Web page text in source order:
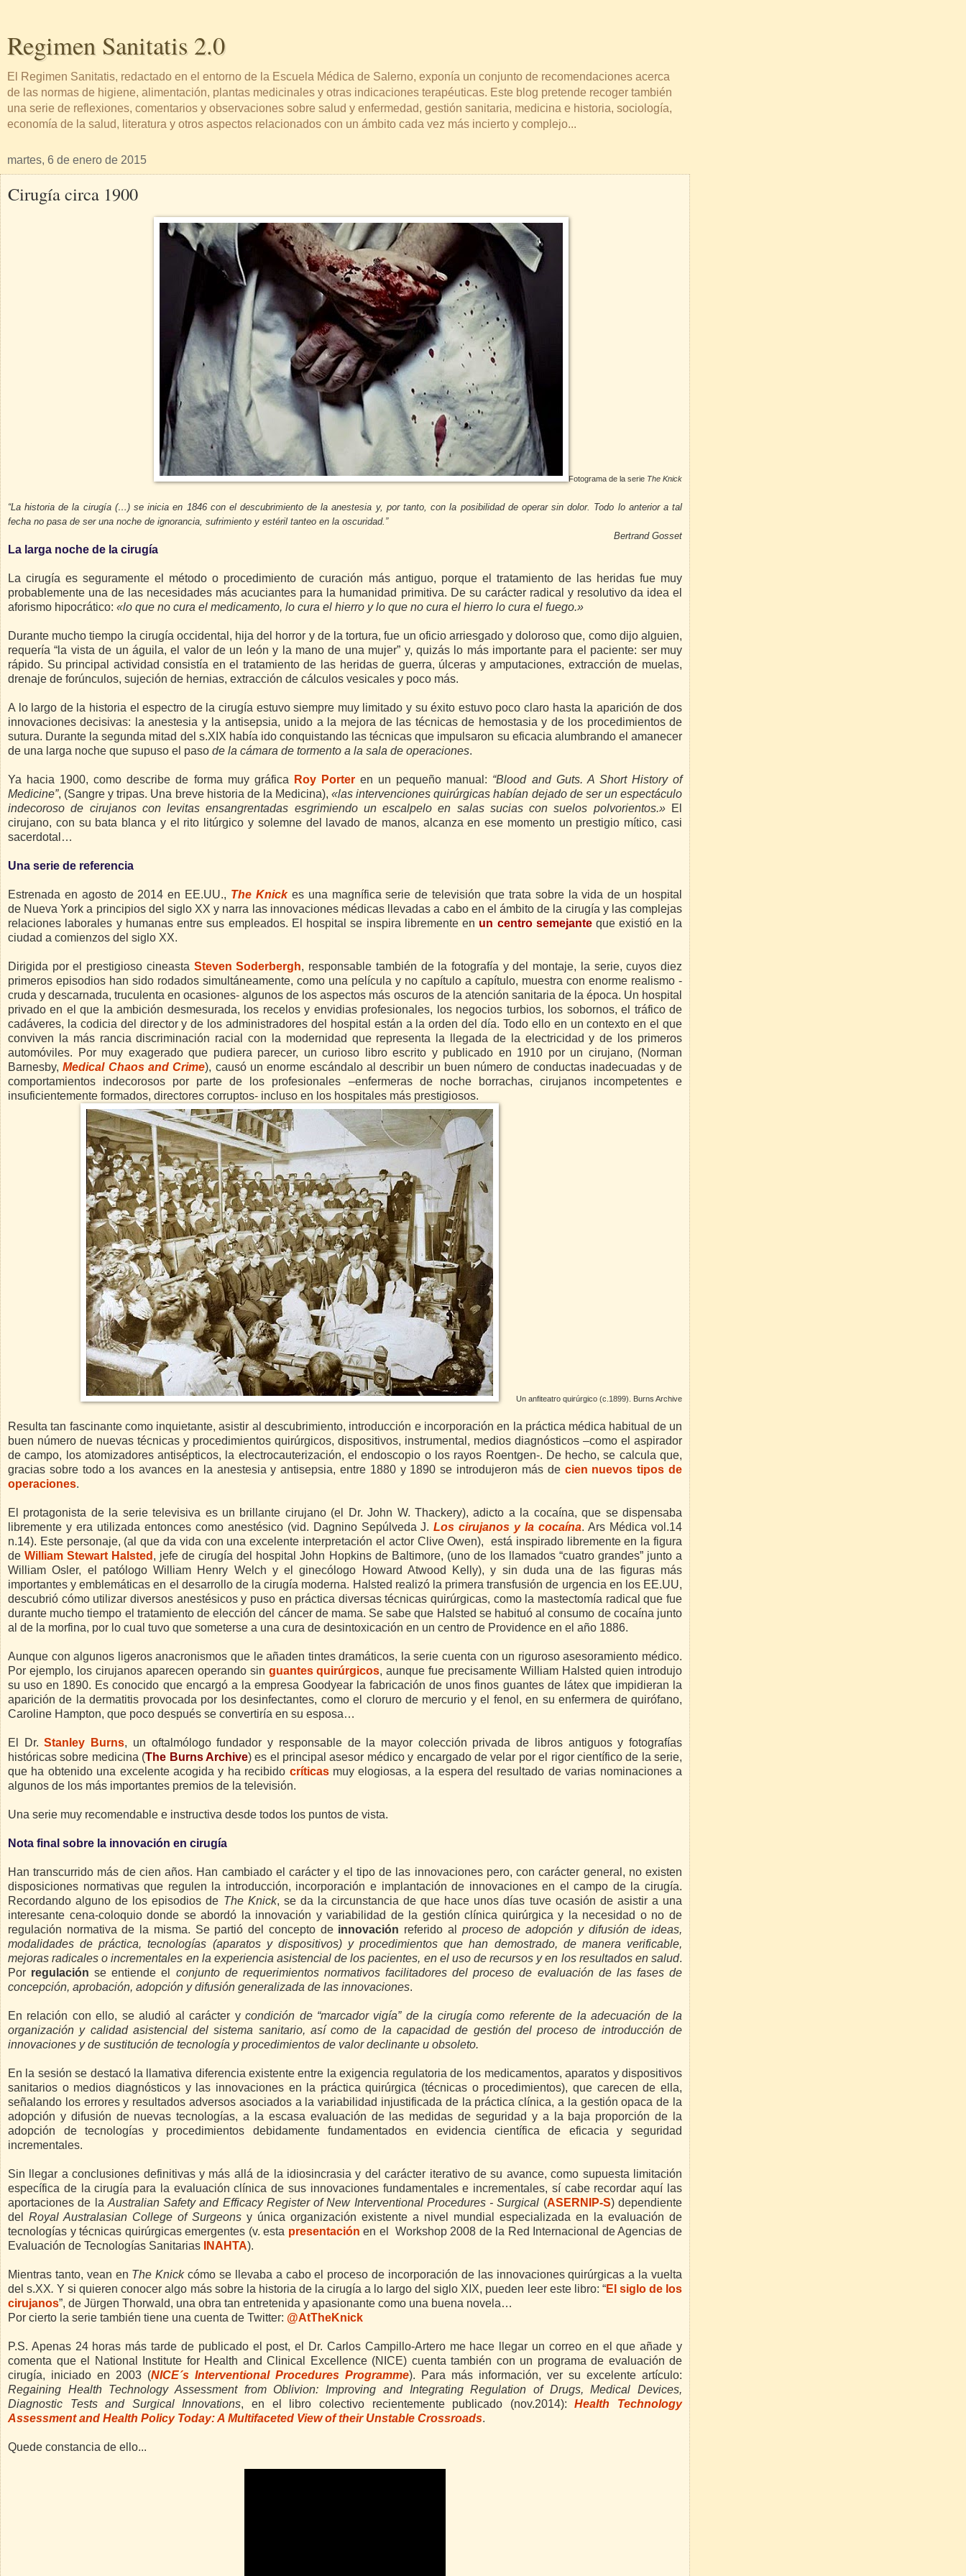
Regimen Sanitatis 2.0
El Regimen Sanitatis, redactado en el entorno de la Escuela Médica de Salerno, exponía un conjunto de recomendaciones acerca
de las normas de higiene, alimentación, plantas medicinales y otras indicaciones terapéuticas. Este blog pretende recoger también
una serie de reflexiones, comentarios y observaciones sobre salud y enfermedad, gestión sanitaria, medicina e historia, sociología,
economía de la salud, literatura y otros aspectos relacionados con un ámbito cada vez más incierto y complejo...
martes, 6 de enero de 2015
Cirugía circa 1900
Fotograma de la serie The Knick
“La historia de la cirugía (…) se inicia en 1846 con el descubrimiento de la anestesia y, por tanto, con la posibilidad de operar sin dolor. Todo lo anterior a tal
fecha no pasa de ser una noche de ignorancia, sufrimiento y estéril tanteo en la oscuridad.”
Bertrand Gosset
La larga noche de la cirugía
La cirugía es seguramente el método o procedimiento de curación más antiguo, porque el tratamiento de las heridas fue muy
probablemente una de las necesidades más acuciantes para la humanidad primitiva. De su carácter radical y resolutivo da idea el
aforismo hipocrático: «lo que no cura el medicamento, lo cura el hierro y lo que no cura el hierro lo cura el fuego.»
Durante mucho tiempo la cirugía occidental, hija del horror y de la tortura, fue un oficio arriesgado y doloroso que, como dijo alguien,
requería “la vista de un águila, el valor de un león y la mano de una mujer” y, quizás lo más importante para el paciente: ser muy
rápido. Su principal actividad consistía en el tratamiento de las heridas de guerra, úlceras y amputaciones, extracción de muelas,
drenaje de forúnculos, sujeción de hernias, extracción de cálculos vesicales y poco más.
A lo largo de la historia el espectro de la cirugía estuvo siempre muy limitado y su éxito estuvo poco claro hasta la aparición de dos
innovaciones decisivas: la anestesia y la antisepsia, unido a la mejora de las técnicas de hemostasia y de los procedimientos de
sutura. Durante la segunda mitad del s.XIX había ido conquistando las técnicas que impulsaron su eficacia alumbrando el amanecer
de una larga noche que supuso el paso de la cámara de tormento a la sala de operaciones.
Ya hacia 1900, como describe de forma muy gráfica Roy Porter en un pequeño manual: “Blood and Guts. A Short History of
Medicine”, (Sangre y tripas. Una breve historia de la Medicina),«las intervenciones quirúrgicas habían dejado de ser un espectáculo
indecoroso de cirujanos con levitas ensangrentadas esgrimiendo un escalpelo en salas sucias con suelos polvorientos.» El
cirujano, con su bata blanca y el rito litúrgico y solemne del lavado de manos, alcanza en ese momento un prestigio mítico, casi
sacerdotal…
Una serie de referencia
Estrenada en agosto de 2014 en EE.UU., The Knickes una magnífica serie de televisión que trata sobre la vida de un hospital
de Nueva York a principios del siglo XX y narra las innovaciones médicas llevadas a cabo en el ámbito de la cirugía y las complejas
relaciones laborales y humanas entre sus empleados. El hospital se inspira libremente en un centro semejanteque existió en la
ciudad a comienzos del siglo XX.
Dirigida por el prestigioso cineasta Steven Soderbergh, responsable también de la fotografía y del montaje, la serie, cuyos diez
primeros episodios han sido rodados simultáneamente, como una película y no capítulo a capítulo, muestra con enorme realismo -
cruda y descarnada, truculenta en ocasiones- algunos de los aspectos más oscuros de la atención sanitaria de la época. Un hospital
privado en el que la ambición desmesurada, los recelos y envidias profesionales, los negocios turbios, los sobornos, el tráfico de
cadáveres, la codicia del director y de los administradores del hospital están a la orden del día. Todo ello en un contexto en el que
conviven la más rancia discriminación racial con la modernidad que representa la llegada de la electricidad y de los primeros
automóviles. Por muy exagerado que pudiera parecer, un curioso libro escrito y publicado en 1910 por un cirujano, (Norman
Barnesby,Medical Chaos and Crime), causó un enorme escándalo al describir un buen número de conductas inadecuadas y de
comportamientos indecorosos por parte de los profesionales –enfermeras de noche borrachas, cirujanos incompetentes e
insuficientemente formados, directores corruptos- incluso en los hospitales más prestigiosos.
Un anfiteatro quirúrgico (c.1899). Burns Archive
Resulta tan fascinante como inquietante, asistir al descubrimiento, introducción e incorporación en la práctica médica habitual de un
buen número de nuevas técnicas y procedimientos quirúrgicos, dispositivos, instrumental, medios diagnósticos –como el aspirador
de campo, los atomizadores antisépticos, la electrocauterización, el endoscopio o los rayos Roentgen-. De hecho, se calcula que,
gracias sobre todo a los avances en la anestesia y antisepsia, entre 1880 y 1890 se introdujeron más de cien nuevos tipos de
operaciones.
El protagonista de la serie televisiva es un brillante cirujano (el Dr. John W. Thackery), adicto a la cocaína, que se dispensaba
libremente y era utilizada entonces como anestésico (vid. Dagnino Sepúlveda J.Los cirujanos y la cocaína. Ars Médica vol.14
n.14). Este personaje, (al que da vida con una excelente interpretación el actor Clive Owen), está inspirado libremente en la figura
deWilliam Stewart Halsted , jefe de cirugía del hospital John Hopkins de Baltimore, (uno de los llamados “cuatro grandes” junto a
William Osler, el patólogo William Henry Welch y el ginecólogo Howard Atwood Kelly), y sin duda una de las figuras más
importantes y emblemáticas en el desarrollo de la cirugía moderna. Halsted realizó la primera transfusión de urgencia en los EE.UU,
descubrió cómo utilizar diversos anestésicos y puso en práctica diversas técnicas quirúrgicas, como la mastectomía radical que fue
durante mucho tiempo el tratamiento de elección del cáncer de mama. Se sabe que Halsted se habituó al consumo de cocaína junto
al de la morfina, por lo cual tuvo que someterse a una cura de desintoxicación en un centro de Providence en el año 1886.
Aunque con algunos ligeros anacronismos que le añaden tintes dramáticos, la serie cuenta con un riguroso asesoramiento médico.
Por ejemplo, los cirujanos aparecen operando sin guantes quirúrgicos, aunque fue precisamente William Halsted quien introdujo
su uso en 1890. Es conocido que encargó a la empresa Goodyear la fabricación de unos finos guantes de látex que impidieran la
aparición de la dermatitis provocada por los desinfectantes, como el cloruro de mercurio y el fenol, en su enfermera de quirófano,
Caroline Hampton, que poco después se convertiría en su esposa…
El Dr.Stanley Burns, un oftalmólogo fundador y responsable de la mayor colección privada de libros antiguos y fotografías
históricas sobre medicina (The Burns Archive) es el principal asesor médico y encargado de velar por el rigor científico de la serie,
que ha obtenido una excelente acogida y ha recibido críticasmuy elogiosas, a la espera del resultado de varias nominaciones a
algunos de los más importantes premios de la televisión.
Una serie muy recomendable e instructiva desde todos los puntos de vista.
Nota final sobre la innovación en cirugía
Han transcurrido más de cien años. Han cambiado el carácter y el tipo de las innovaciones pero, con carácter general, no existen
disposiciones normativas que regulen la introducción, incorporación e implantación de innovaciones en el campo de la cirugía.
Recordando alguno de los episodios de The Knick, se da la circunstancia de que hace unos días tuve ocasión de asistir a una
interesante cena-coloquio donde se abordó la innovación y variabilidad de la gestión clínica quirúrgica y la necesidad o no de
regulación normativa de la misma. Se partió del concepto de innovación referido al proceso de adopción y difusión de ideas,
modalidades de práctica, tecnologías (aparatos y dispositivos) y procedimientos que han demostrado, de manera verificable,
mejoras radicales o incrementales en la experiencia asistencial de los pacientes, en el uso de recursos y en los resultados en salud.
Por regulación se entiende el conjunto de requerimientos normativos facilitadores del proceso de evaluación de las fases de
concepción, aprobación, adopción y difusión generalizada de las innovaciones.
En relación con ello, se aludió al carácter ycondición de “marcador vigía” de la cirugía como referente de la adecuación de la
organización y calidad asistencial del sistema sanitario, así como de la capacidad de gestión del proceso de introducción de
innovaciones y de sustitución de tecnología y procedimientos de valor declinante u obsoleto.
En la sesión se destacó la llamativa diferencia existente entre la exigencia regulatoria de los medicamentos, aparatos y dispositivos
sanitarios o medios diagnósticos y las innovaciones en la práctica quirúrgica (técnicas o procedimientos), que carecen de ella,
señalando los errores y resultados adversos asociados a la variabilidad injustificada de la práctica clínica, a la gestión opaca de la
adopción y difusión de nuevas tecnologías, a la escasa evaluación de las medidas de seguridad y a la baja proporción de la
adopción de tecnologías y procedimientos debidamente fundamentados en evidencia científica de eficacia y seguridad
incrementales.
Sin llegar a conclusiones definitivas y más allá de la idiosincrasia y del carácter iterativo de su avance, como supuesta limitación
específica de la cirugía para la evaluación clínica de sus innovaciones fundamentales e incrementales, sí cabe recordar aquí las
aportaciones de la Australian Safety and Efficacy Register of New Interventional Procedures - Surgical (ASERNIP-S) dependiente
del Royal Australasian College of Surgeons y única organización existente a nivel mundial especializada en la evaluación de
tecnologías y técnicas quirúrgicas emergentes (v. esta presentación en el
Workshop 2008 de la Red Internacional de Agencias de
Evaluación de Tecnologías Sanitarias
INAHTA).
Mientras tanto, vean en The Knickcómo se llevaba a cabo el proceso de incorporación de las innovaciones quirúrgicas a la vuelta
del s.XX.Y si quieren conocer algo más sobre la historia de la cirugía a lo largo del siglo XIX, pueden leer este libro: “El siglo de los
cirujanos”, de Jürgen Thorwald, una obra tan entretenida y apasionante como una buena novela…
Por cierto la serie también tiene una cuenta de Twitter: @AtTheKnick
P.S. Apenas 24 horas más tarde de publicado el post, el Dr. Carlos Campillo-Artero me hace llegar un correo en el que añade y
comenta que el National Institute for Health and Clinical Excellence (NICE) cuenta también con un programa de evaluación de
cirugía, iniciado en 2003 (NICE´s Interventional Procedures Programme). Para más información, ver su excelente artículo:
Regaining Health Technology Assessment from Oblivion: Improving and Integrating Regulation of Drugs, Medical Devices,
Diagnostic Tests and Surgical Innovations, en el libro colectivo recientemente publicado (nov.2014):Health Technology
Assessment and Health Policy Today: A Multifaceted View of their Unstable Crossroads.
Quede constancia de ello...